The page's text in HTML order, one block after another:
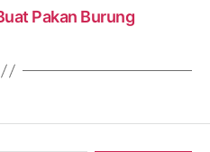
Pakan Burung